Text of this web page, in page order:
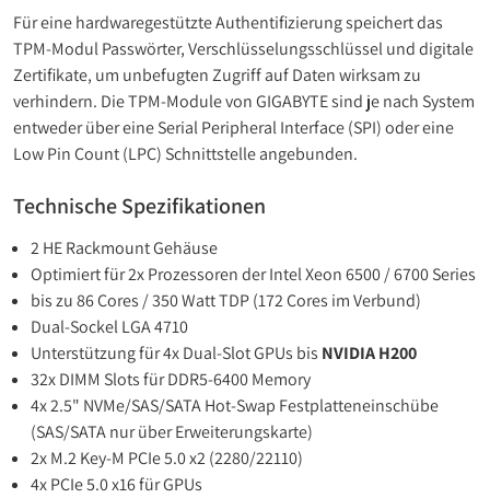
Für eine hardwaregestützte Authentifizierung speichert das
TPM-Modul Passwörter, Verschlüsselungsschlüssel und digitale
Zertifikate, um unbefugten Zugriff auf Daten wirksam zu
verhindern. Die TPM-Module von GIGABYTE sind je nach System
entweder über eine Serial Peripheral Interface (SPI) oder eine
Low Pin Count (LPC) Schnittstelle angebunden.
Technische Spezifikationen
2 HE Rackmount Gehäuse
Optimiert für 2x Prozessoren der Intel Xeon 6500 / 6700 Series
bis zu 86 Cores / 350 Watt TDP (172 Cores im Verbund)
Dual-Sockel LGA 4710
Unterstützung für 4x Dual-Slot GPUs bis NVIDIA H200
32x DIMM Slots für DDR5-6400 Memory
4x 2.5" NVMe/SAS/SATA Hot-Swap Festplatteneinschübe
(SAS/SATA nur über Erweiterungskarte)
2x M.2 Key-M PCIe 5.0 x2 (2280/22110)
4x PCIe 5.0 x16 für GPUs